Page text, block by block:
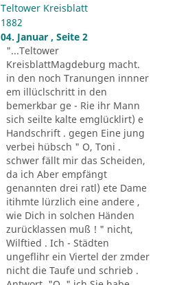
Teltower Kreisblatt
1882
04. Januar , Seite 2
"...Teltower
KreisblattMagdeburg macht.
in den noch Tranungen innner
em illüclschritt in den
bemerkbar ge - Rie ihr Mann
sich seilte kalte emglücklirt) e
Handschrift . gegen Eine jung
verbei hübsch " O, Toni .
schwer fällt mir das Scheiden,
da ich Aber empfängt
genannten drei ratl) ete Dame
itihmte lürzlich eine andere ,
wie Dich in solchen Händen
zurücklassen muß ! " nicht,
Wilftied . Ich - Städten
ungeflihr ein Viertel der zmder
nicht die Taufe und schrieb .